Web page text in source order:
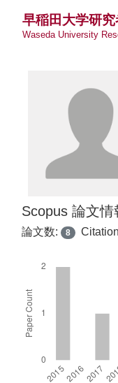
早稲田大学研
Waseda University
Scopus 論文情
論文数: 8